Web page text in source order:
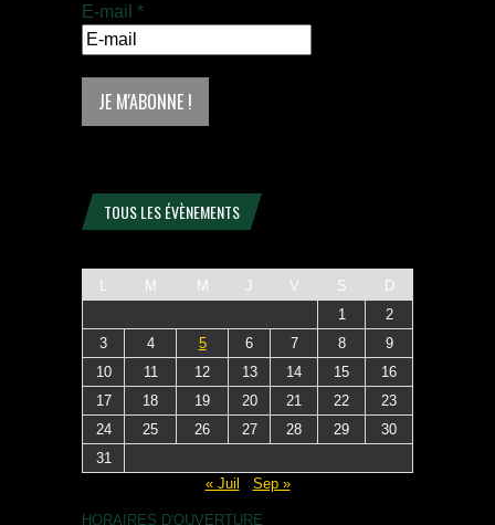
E-mail *
TOUS LES ÉVÈNEMENTS
L M M J V S
D
1
2
3
4 5 6 7 8
9
10
11 12 13 14 15
16
17
18 19 20 21 22
23
24
25 26 27 28 29
30
31
« Juil
Sep »
HORAIRES D'OUVERTURE